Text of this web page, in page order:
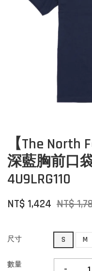
【The
深藍胸前口
4U9LRG110
NT$ 1,424 NT$
尺寸 S M
數量